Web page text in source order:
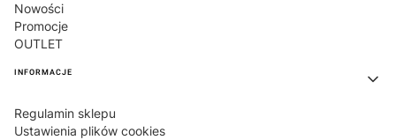
Nowości
Promocje
OUTLET
INFORMACJE
Regulamin sklepu
Ustawienia plików cookies